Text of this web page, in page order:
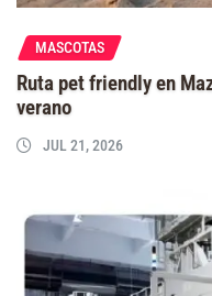
MASCOTAS
Ruta pet friendly en
verano
JUL 21, 2026